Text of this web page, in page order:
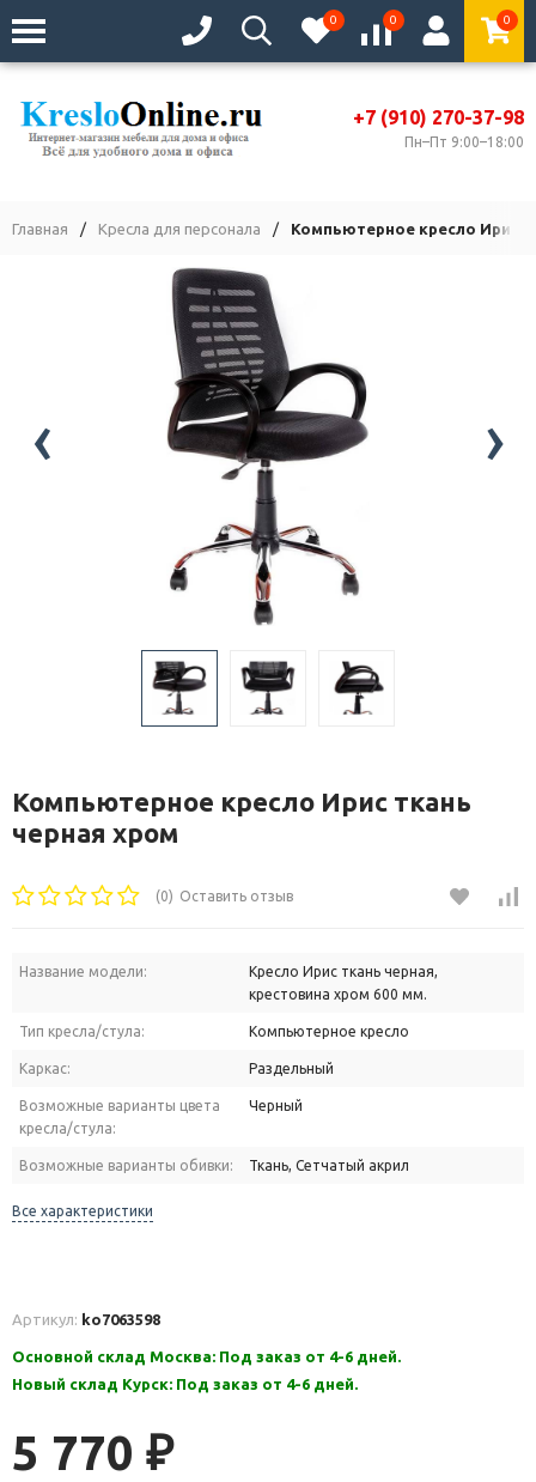
0 0 0
+7 (910) 270-37-98
Пн–Пт 9:00–18:00
Главная / Кресла для персонала / Компьютерное кресло Ирис
‹ ›
Компьютерное кресло Ирис ткань
черная хром
(0) Оставить отзыв
Название модели:
Кресло Ирис ткань черная,
крестовина хром 600 мм.
Тип кресла/стула: Компьютерное кресло
Каркас: Раздельный
Возможные варианты цвета
кресла/стула:
Черный
Возможные варианты обивки: Ткань, Сетчатый акрил
Все характеристики
Артикул: ko7063598
Основной склад Москва: Под заказ от 4-6 дней.
Новый склад Курск: Под заказ от 4-6 дней.
5 770 ₽